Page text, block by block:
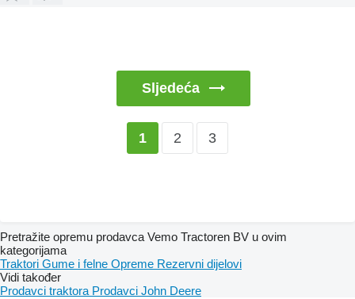
Sljedeća
1 2 3
Pretražite opremu prodavca Vemo Tractoren BV u ovim
kategorijama
Traktori Gume i felne Opreme Rezervni dijelovi
Vidi također
Prodavci traktora Prodavci John Deere